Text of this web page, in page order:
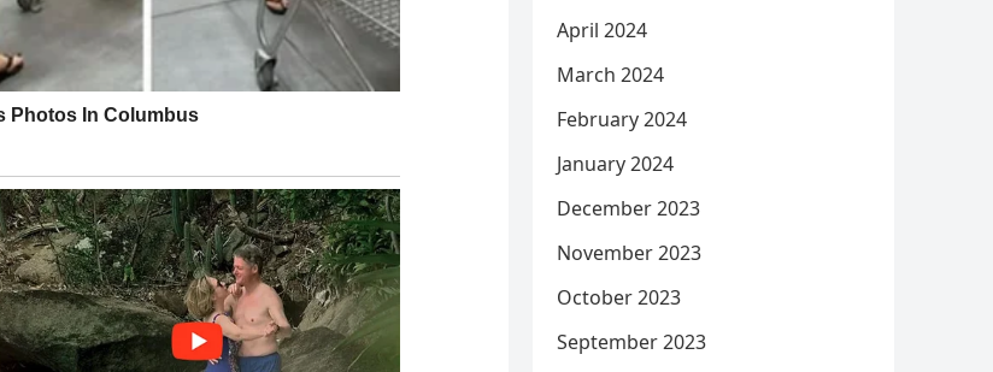
April 2024
March 2024
February 2024
January 2024
December 2023
November 2023
October 2023
September 2023